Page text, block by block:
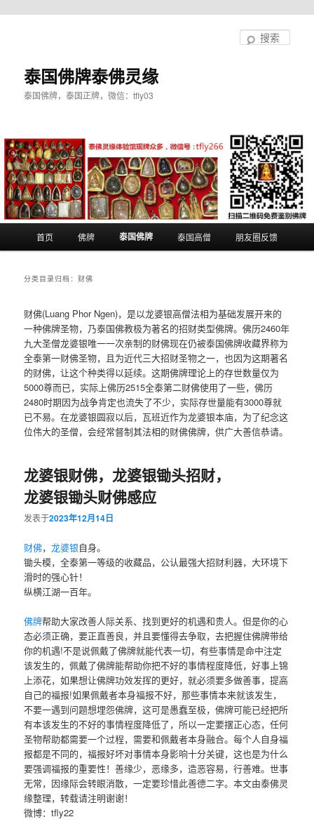
泰国佛牌泰佛灵缘
泰国佛牌，泰国正牌，微信：tfly03
首页 佛牌 泰国佛牌 泰国高僧 朋友圈反馈
分类目录归档：财佛
财佛(Luang Phor Ngen)，是以龙婆银高僧法相为基础发展开来的
一种佛牌圣物，乃泰国佛教极为著名的招财类型佛牌。佛历2460年
九大圣僧龙婆银唯一一次亲制的财佛现在仍被泰国佛牌收藏界称为
全泰第一财佛圣物，且为近代三大招财圣物之一，也因为这期著名
的财佛，让这个种类得以延续。这期佛牌理论上的存世数量仅为
5000尊而已，实际上佛历2515全泰第二财佛使用了一些，佛历
2480时期因为战争肯定也流失了不少，实际存世量能有3000尊就
已不易。在龙婆银圆寂以后，瓦班近作为龙婆银本庙，为了纪念这
位伟大的圣僧，会经常督制其法相的财佛佛牌，供广大善信恭请。
龙婆银财佛，龙婆银锄头招财，
龙婆银锄头财佛感应
发表于2023年12月14日
财佛，龙婆银自身。
锄头模，全泰第一等级的收藏品，公认最强大招财利器，大环境下
滑时的强心针！
纵横江湖一百年。
佛牌帮助大家改善人际关系、找到更好的机遇和贵人。但是你的心
态必须正确，要正直善良，并且要懂得去争取，去把握住佛牌带给
你的机遇!不是说佩戴了佛牌就能代表一切，有些事情是命中注定
该发生的，佩戴了佛牌能帮助你把不好的事情程度降低，好事上锦
上添花，如果想让佛牌功效发挥的更好，就必须要多做善事，提高
自己的福报!如果佩戴者本身福报不好，那些事情本来就该发生，
不要一遇到问题想埋怨佛牌，这可是愚蠢至极，佛牌可能已经把所
有本该发生的不好的事情程度降低了，所以一定要摆正心态，任何
圣物帮助都需要一个过程，需要和佩戴者本身融合。每个人自身福
报都是不同的，福报好坏对事情本身影响十分关键，这也是为什么
要强调福报的重要性！善缘少，恶缘多，造恶容易，行善难。世事
无常，因缘际会转眼消散，一定要珍惜此善德二字。本文由泰佛灵
缘整理，转载请注明谢谢！
微博：tfly22